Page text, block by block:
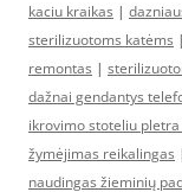
kaciu kraikas |
sterilizuotoms katėms |
remontas |
dažnai gendantys
ikrovimo stoteliu
žymėjimas reikalingas
naudingas žieminių